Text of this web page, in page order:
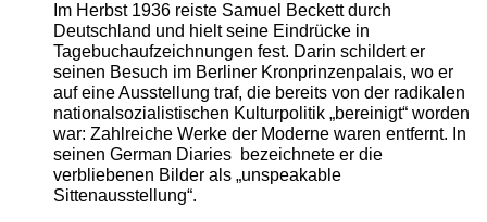
Im Herbst 1936 reiste Samuel Beckett durch
Deutschland und hielt seine Eindrücke in
Tagebuchaufzeichnungen fest. Darin schildert er
seinen Besuch im Berliner Kronprinzenpalais, wo er
auf eine Ausstellung traf, die bereits von der radikalen
nationalsozialistischen Kulturpolitik „bereinigt“ worden
war: Zahlreiche Werke der Moderne waren entfernt. In
seinen German Diaries bezeichnete er die
verbliebenen Bilder als „unspeakable
Sittenausstellung“.